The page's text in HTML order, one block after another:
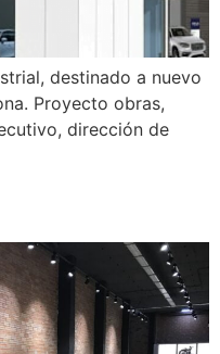
destinado a nuevo
Proyecto obras,
dirección de